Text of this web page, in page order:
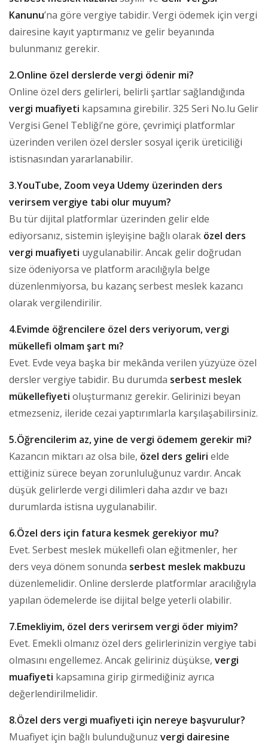
Kanunu’na göre vergiye tabidir. Vergi ödemek için vergi
dairesine kayıt yaptırmanız ve gelir beyanında
bulunmanız gerekir.
2.Online özel derslerde vergi ödenir mi?
Online özel ders gelirleri, belirli şartlar sağlandığında
vergi muafiyeti kapsamına girebilir. 325 Seri No.lu Gelir
Vergisi Genel Tebliği’ne göre, çevrimiçi platformlar
üzerinden verilen özel dersler sosyal içerik üreticiliği
istisnasından yararlanabilir.
3.YouTube, Zoom veya Udemy üzerinden ders
verirsem vergiye tabi olur muyum?
Bu tür dijital platformlar üzerinden gelir elde
ediyorsanız, sistemin işleyişine bağlı olarak özel ders
vergi muafiyeti uygulanabilir. Ancak gelir doğrudan
size ödeniyorsa ve platform aracılığıyla belge
düzenlenmiyorsa, bu kazanç serbest meslek kazancı
olarak vergilendirilir.
4.Evimde öğrencilere özel ders veriyorum, vergi
mükellefi olmam şart mı?
Evet. Evde veya başka bir mekânda verilen yüzyüze özel
dersler vergiye tabidir. Bu durumda serbest meslek
mükellefiyeti oluşturmanız gerekir. Gelirinizi beyan
etmezseniz, ileride cezai yaptırımlarla karşılaşabilirsiniz.
5.Öğrencilerim az, yine de vergi ödemem gerekir mi?
Kazancın miktarı az olsa bile, özel ders geliri elde
ettiğiniz sürece beyan zorunluluğunuz vardır. Ancak
düşük gelirlerde vergi dilimleri daha azdır ve bazı
durumlarda istisna uygulanabilir.
6.Özel ders için fatura kesmek gerekiyor mu?
Evet. Serbest meslek mükellefi olan eğitmenler, her
ders veya dönem sonunda serbest meslek makbuzu
düzenlemelidir. Online derslerde platformlar aracılığıyla
yapılan ödemelerde ise dijital belge yeterli olabilir.
7.Emekliyim, özel ders verirsem vergi öder miyim?
Evet. Emekli olmanız özel ders gelirlerinizin vergiye tabi
olmasını engellemez. Ancak geliriniz düşükse, vergi
muafiyeti kapsamına girip girmediğiniz ayrıca
değerlendirilmelidir.
8.Özel ders vergi muafiyeti için nereye başvurulur?
Muafiyet için bağlı bulunduğunuz vergi dairesine